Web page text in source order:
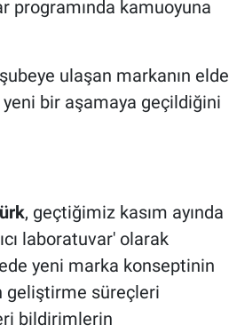
programında kamuoyuna
ulaşan markanın elde
bir aşamaya geçildiğini
, geçtiğimiz kasım ayında
laboratuvar' olarak
yeni marka konseptinin
geliştirme süreçleri
bildirimlerin